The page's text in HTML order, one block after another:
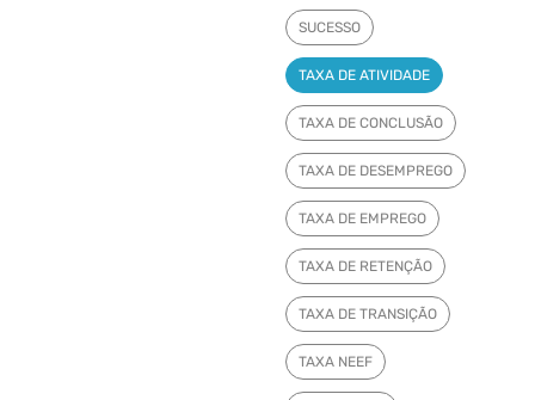
SUCESSO
TAXA DE ATIVIDADE
TAXA DE CONCLUSÃO
TAXA DE DESEMPREGO
TAXA DE EMPREGO
TAXA DE RETENÇÃO
TAXA DE TRANSIÇÃO
TAXA NEEF